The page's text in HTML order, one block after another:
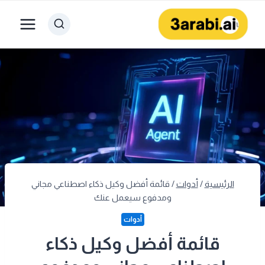
المحتوى
الرئيسية / أدوات / قائمة أفضل وكيل ذكاء اصطناعي مجاني
ومدفوع سيعمل عنك
أدوات
قائمة أفضل وكيل ذكاء